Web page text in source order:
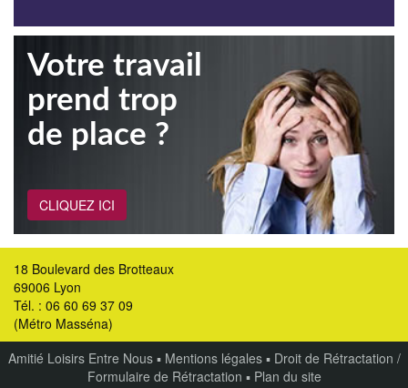
Votre travail
prend trop
de place ?
CLIQUEZ ICI
18 Boulevard des Brotteaux
69006 Lyon
Tél. : 06 60 69 37 09
(Métro Masséna)
Amitié Loisirs Entre Nous▪ Mentions légales▪ Droit de Rétractation /
Formulaire de Rétractation ▪ Plan du site